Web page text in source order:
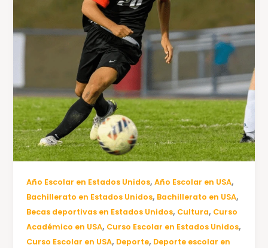
Año Escolar en Estados Unidos,Año Escolar en USA,
Bachillerato en Estados Unidos, Bachillerato en USA,
Becas deportivas en Estados Unidos, Cultura, Curso
Académico en USA, Curso Escolar en Estados Unidos,
Curso Escolar en USA, Deporte, Deporte escolar en